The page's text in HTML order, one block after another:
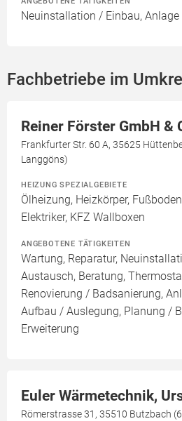
Neuinstallation / Einbau,
Fachbetriebe im
Reiner Förster GmbH &
Frankfurter Str. 60 A, 35625
Langgöns)
HEIZUNG SPEZIALGEBIETE
Ölheizung, Heizkörper,
Elektriker, KFZ Wallboxen
ANGEBOTENE TÄTIGKEITEN
Wartung, Reparatur,
Austausch, Beratung,
Renovierung / Badsanierung,
Aufbau / Auslegung, Planung /
Erweiterung
Euler Wärmetechnik,
Römerstrasse 31, 35510 Butzbach